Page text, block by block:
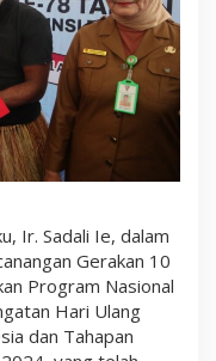
Ir. Sadali Ie, dalam
Gerakan 10
Program Nasional
Hari Ulang
dan Tahapan